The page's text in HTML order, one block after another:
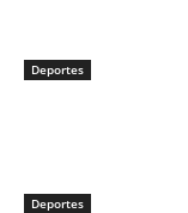
Deportes
Deportes